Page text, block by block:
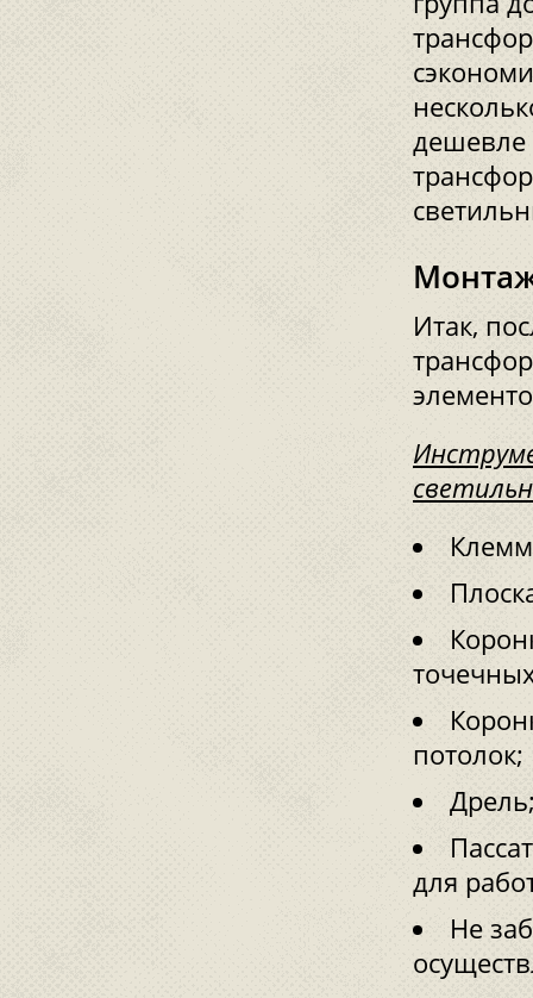
дешевле
Итак,
потолок;
для
Не